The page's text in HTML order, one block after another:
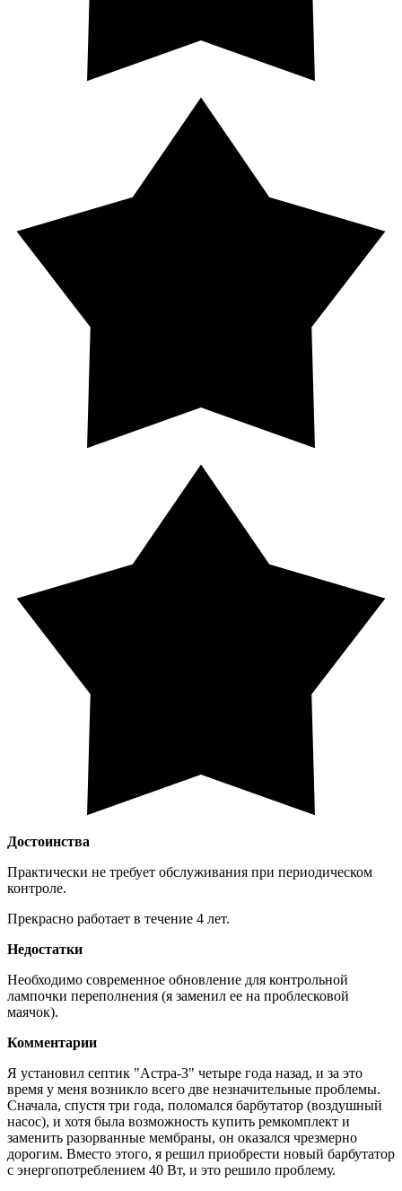
Достоинства
Практически не требует обслуживания при периодическом
контроле.
Прекрасно работает в течение 4 лет.
Недостатки
Необходимо современное обновление для контрольной
лампочки переполнения (я заменил ее на проблесковой
маячок).
Комментарии
Я установил септик "Астра-3" четыре года назад, и за это
время у меня возникло всего две незначительные проблемы.
Сначала, спустя три года, поломался барбутатор (воздушный
насос), и хотя была возможность купить ремкомплект и
заменить разорванные мембраны, он оказался чрезмерно
дорогим. Вместо этого, я решил приобрести новый барбутатор
с энергопотреблением 40 Вт, и это решило проблему.